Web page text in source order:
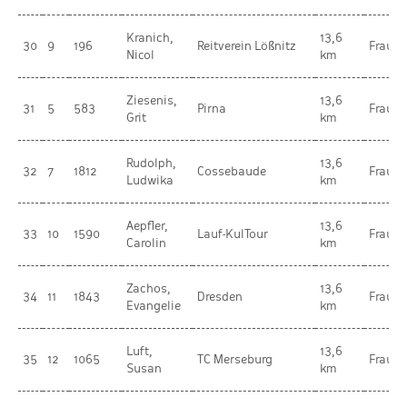
30 9 196
Kranich,
Nicol
Reitverein Lößnitz
13,6
km
31 5 583
Ziesenis,
Grit
Pirna
13,6
km
32 7 1812
Rudolph,
Ludwika
Cossebaude
13,6
km
33 10 1590
Aepfler,
Carolin
Lauf-KulTour
13,6
km
34 11 1843
Zachos,
Evangelie
Dresden
13,6
km
35 12 1065
Luft,
Susan
TC Merseburg
13,6
km